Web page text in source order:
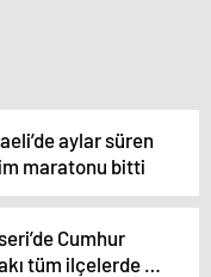
aylar süren
maratonu bitti
Cumhur
tüm ilçelerde en